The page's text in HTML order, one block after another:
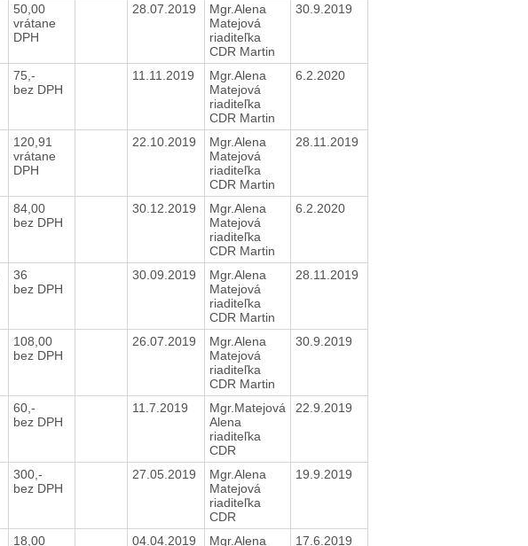
50,00
vrátane
DPH
28.07.2019
Mgr.Alena
Matejová
riaditeľka
CDR Martin
30.9.2019
75,-
bez DPH
11.11.2019
Mgr.Alena
Matejová
riaditeľka
CDR Martin
6.2.2020
120,91
vrátane
DPH
22.10.2019
Mgr.Alena
Matejová
riaditeľka
CDR Martin
28.11.2019
84,00
bez DPH
30.12.2019
Mgr.Alena
Matejová
riaditeľka
CDR Martin
6.2.2020
36
bez DPH
30.09.2019
Mgr.Alena
Matejová
riaditeľka
CDR Martin
28.11.2019
108,00
bez DPH
26.07.2019
Mgr.Alena
Matejová
riaditeľka
CDR Martin
30.9.2019
60,-
bez DPH
11.7.2019
Mgr.Matejová
Alena
riaditeľka
CDR
22.9.2019
300,-
bez DPH
27.05.2019
Mgr.Alena
Matejová
riaditeľka
CDR
19.9.2019
18,00
04.04.2019
Mgr.Alena
17.6.2019